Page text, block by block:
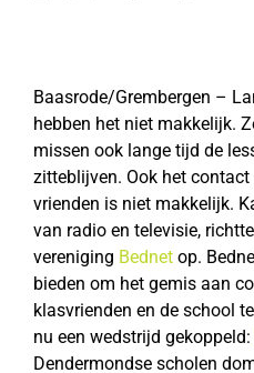
Baasrode/Grembergen –
hebben het niet makkelijk.
missen ook lange tijd de
zitteblijven. Ook het
vrienden is niet makkelijk.
van radio en televisie,
vereniging Bednet op.
bieden om het gemis aan
klasvrienden en de school
nu een wedstrijd gekoppeld:
Dendermondse scholen